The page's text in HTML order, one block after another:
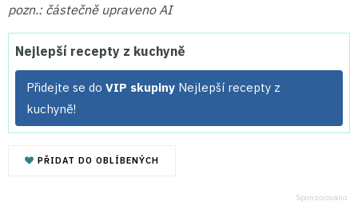
pozn.: částečně upraveno AI
Nejlepší recepty z kuchyně
Přidejte se do VIP skupiny Nejlepší recepty z
kuchyně!
PŘIDAT DO OBLÍBENÝCH